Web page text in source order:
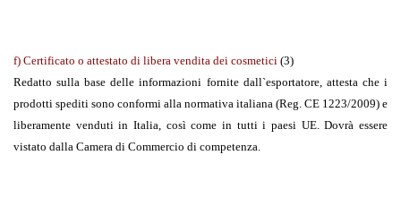
f) Certificato o attestato di libera vendita dei cosmetici (3)
Redatto sulla base delle informazioni fornite dall`esportatore, attesta che i
prodotti spediti sono conformi alla normativa italiana (Reg. CE 1223/2009) e
liberamente venduti in Italia, così come in tutti i paesi UE. Dovrà essere
vistato dalla Camera di Commercio di competenza.